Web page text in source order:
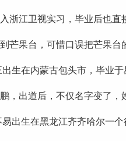
浙江卫视实习，毕业后也直
芒果台，可惜口误把芒果台
生在内蒙古包头市，毕业于
，出道后，不仅名字变了，
出生在黑龙江齐齐哈尔一个